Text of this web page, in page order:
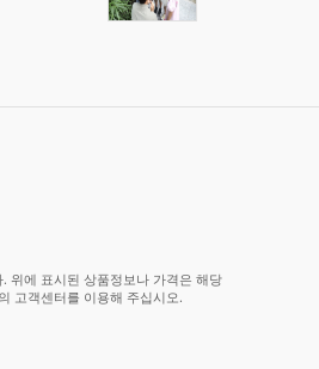
위에 표시된 상품정보나 가격은 해당
고객센터를 이용해 주십시오.